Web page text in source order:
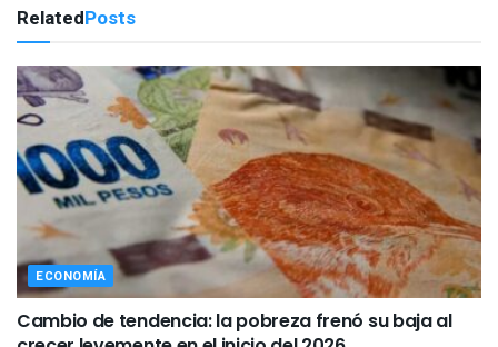
RelatedPosts
ECONOMÍA
Cambio de tendencia: la pobreza frenó su baja al